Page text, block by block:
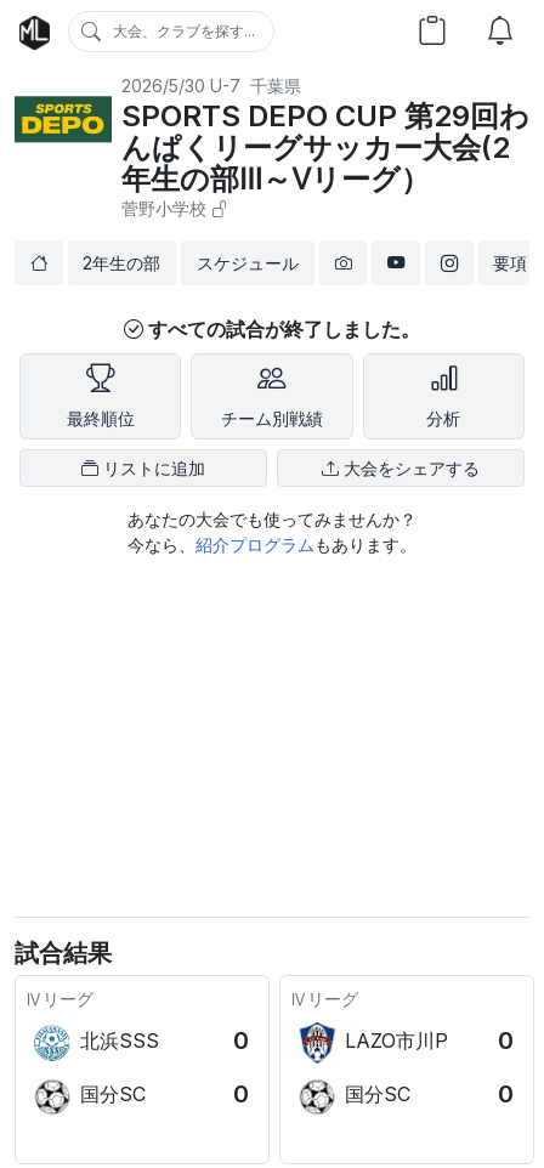
大会、クラブを探す...
2026/5/30 U-7 千葉県
SPORTS DEPO CUP 第29回わ
んぱくリーグサッカー大会(2
年生の部Ⅲ～Ⅴリーグ）
菅野小学校
2年生の部 スケジュール 要項
すべての試合が終了しました。
最終順位 チーム別戦績 分析
リストに追加 大会をシェアする
あなたの大会でも使ってみませんか？
今なら、 紹介プログラム もあります。
試合結果
Ⅳリーグ
北浜SSS 0
国分SC 0
Ⅳリーグ
LAZO市川P 0
国分SC 0